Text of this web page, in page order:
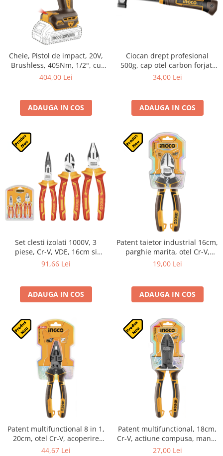
Cheie, Pistol de impact, 20V,
Brushless, 405Nm, 1/2", cu
tubulare 17/19/21mm, 2
404,00 Lei
ADAUGA IN COS
Ciocan drept profesional
500g, cap otel carbon forjat,
maner fibra anti soc
34,00 Lei
ADAUGA IN COS
Set clesti izolati 1000V, 3
piese, Cr-V, VDE, 16cm si
20cm
91,66 Lei
ADAUGA IN COS
Patent taietor industrial 16cm,
parghie marita, otel Cr-V,
sertizare, debavurare
19,00 Lei
ADAUGA IN COS
Patent multifunctional 8 in 1,
20cm, otel Cr-V, acoperire
teflon, maner TPR ergonomic
44,67 Lei
Patent multifunctional, 18cm,
Cr-V, actiune compusa, maner
TPR ergonomic
27,00 Lei